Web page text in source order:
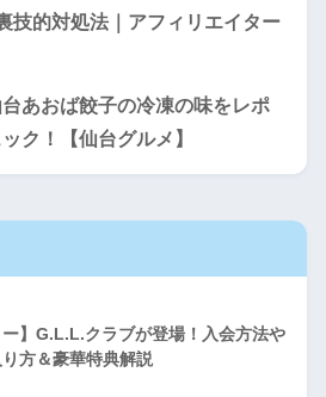
技的対処法｜アフィリエイター
台あおば餃子の冷凍の味をレポ
ク！【仙台グルメ】
ー】G.L.L.クラブが登場！入会方法や
方＆豪華特典解説